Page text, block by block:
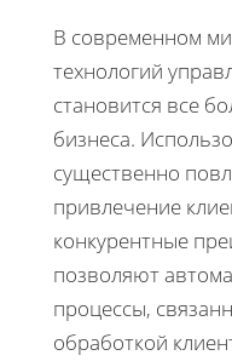
В современном
технологий
становится все
бизнеса.
существенно
привлечение
конкурентные
позволяют
процессы,
обработкой